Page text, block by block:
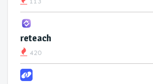
reteach
420